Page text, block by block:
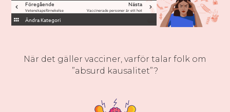
Föregående
Vetenskapsförnekelse
Nästa
Vaccinerade personer är ett hot
Ändra Kategori
När det gäller vacciner, varför talar folk om
”absurd kausalitet”?